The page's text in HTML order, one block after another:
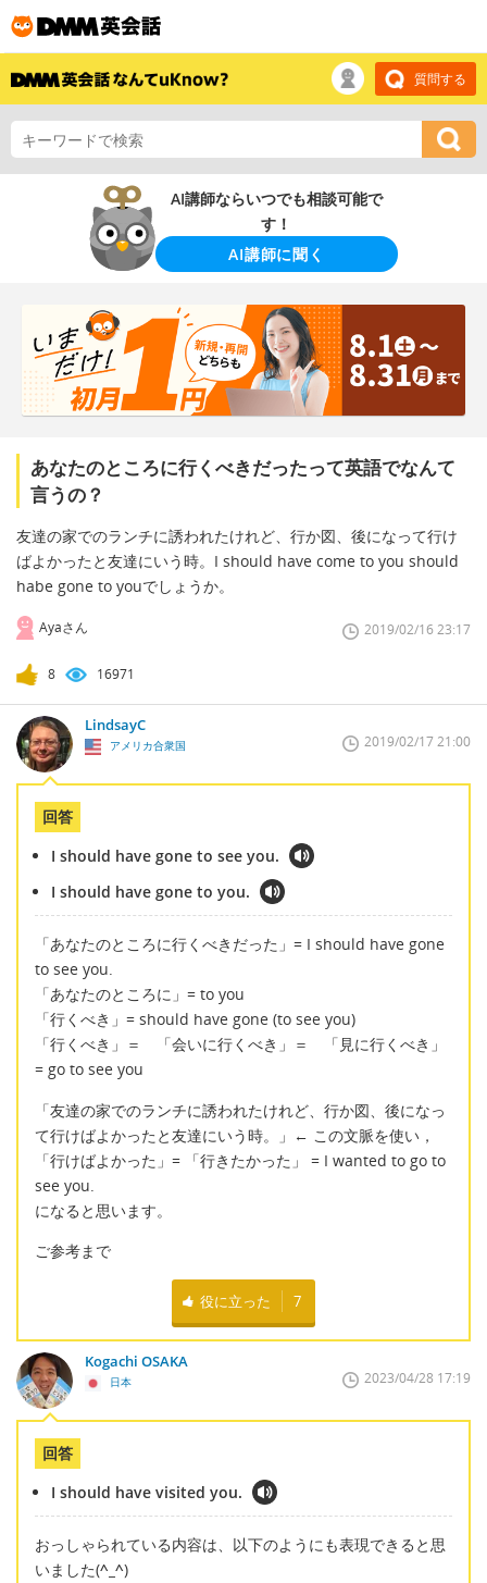
質問する
AI講師ならいつでも相談可能で
す！
AI講師に聞く
あなたのところに行くべきだったって英語でなんて
言うの？
友達の家でのランチに誘われたけれど、行か図、後になって行け
ばよかったと友達にいう時。I should have come to you should
habe gone to youでしょうか。
Ayaさん 2019/02/16 23:17
8 16971
LindsayC
アメリカ合衆国 2019/02/17 21:00
回答
I should have gone to see you.
I should have gone to you.
「あなたのところに行くべきだった」= I should have gone
to see you.
「あなたのところに」= to you
「行くべき」= should have gone (to see you)
「行くべき」＝ 「会いに行くべき」＝ 「見に行くべき」
= go to see you
「友達の家でのランチに誘われたけれど、行か図、後になっ
て行けばよかったと友達にいう時。」← この文脈を使い，
「行けばよかった」= 「行きたかった」 = I wanted to go to
see you.
になると思います。
ご参考まで
役に立った 7
Kogachi OSAKA
日本 2023/04/28 17:19
回答
I should have visited you.
おっしゃられている内容は、以下のようにも表現できると思
いました(^_^)